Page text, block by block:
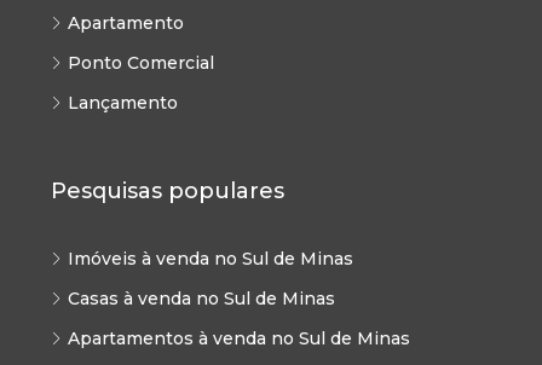
Apartamento
Ponto Comercial
Lançamento
Pesquisas populares
Imóveis à venda no Sul de Minas
Casas à venda no Sul de Minas
Apartamentos à venda no Sul de Minas